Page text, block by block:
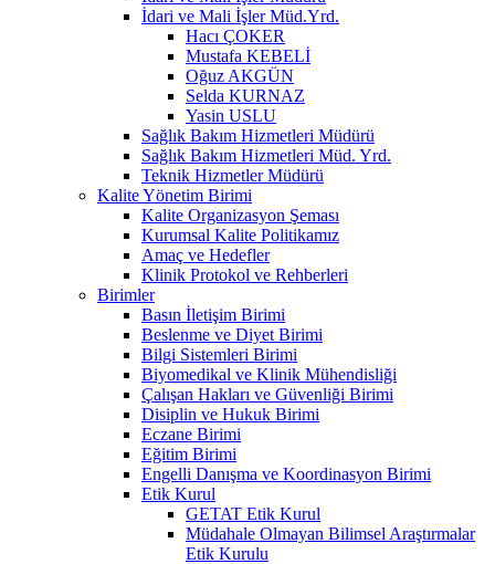
İdari ve Mali İşler Müd.Yrd.
Hacı ÇOKER
Mustafa KEBELİ
Oğuz AKGÜN
Selda KURNAZ
Yasin USLU
Sağlık Bakım Hizmetleri Müdürü
Sağlık Bakım Hizmetleri Müd. Yrd.
Teknik Hizmetler Müdürü
Kalite Yönetim Birimi
Kalite Organizasyon Şeması
Kurumsal Kalite Politikamız
Amaç ve Hedefler
Klinik Protokol ve Rehberleri
Birimler
Basın İletişim Birimi
Beslenme ve Diyet Birimi
Bilgi Sistemleri Birimi
Biyomedikal ve Klinik Mühendisliği
Çalışan Hakları ve Güvenliği Birimi
Disiplin ve Hukuk Birimi
Eczane Birimi
Eğitim Birimi
Engelli Danışma ve Koordinasyon Birimi
Etik Kurul
GETAT Etik Kurul
Müdahale Olmayan Bilimsel Araştırmalar
Etik Kurulu